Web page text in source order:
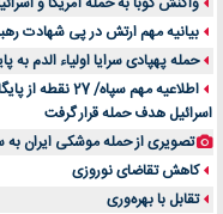
بیانیه مهم ارتش در پی شهادت
حمله پهپادی سرایا اولیاء الدم به
اطلاعیه مهم
اسرائیل هدف حمله قرار گرفت
تصویری از حمله موشکی ایران
کاهش تقاضای نوروزی
تقابل با بهره‌وری